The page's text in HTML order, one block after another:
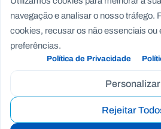
Copyright © Fundação Salesianos
navegação e analisar o nosso tráfego.
cookies, recusar os não essenciais ou
preferências.
Política de Privacidade
Personalizar
Rejeitar